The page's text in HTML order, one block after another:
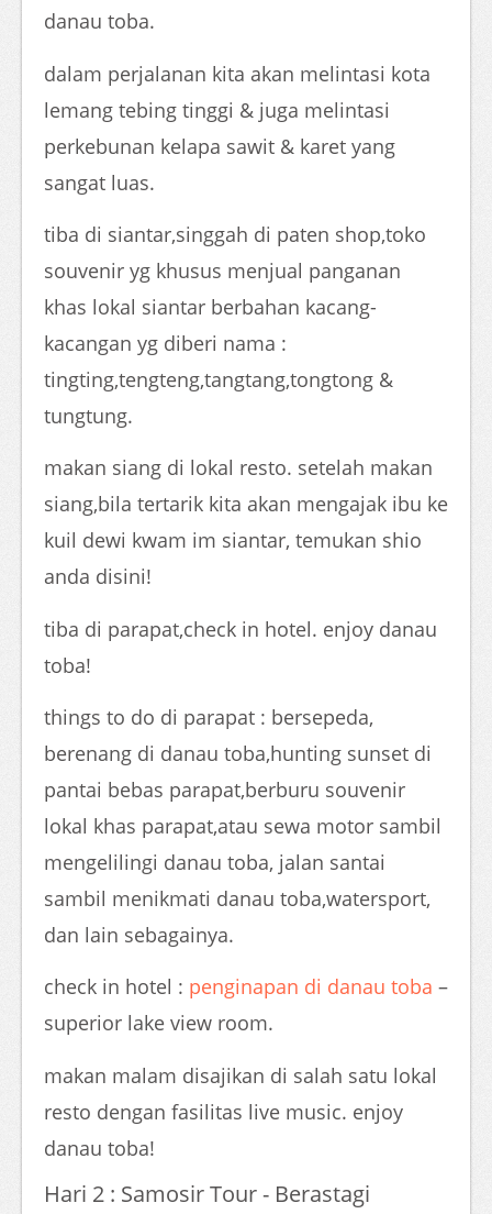
danau toba.
dalam perjalanan kita akan melintasi kota
lemang tebing tinggi & juga melintasi
perkebunan kelapa sawit & karet yang
sangat luas.
tiba di siantar,singgah di paten shop,toko
souvenir yg khusus menjual panganan
khas lokal siantar berbahan kacang-
kacangan yg diberi nama :
tingting,tengteng,tangtang,tongtong &
tungtung.
makan siang di lokal resto. setelah makan
siang,bila tertarik kita akan mengajak ibu ke
kuil dewi kwam im siantar, temukan shio
anda disini!
tiba di parapat,check in hotel. enjoy danau
toba!
things to do di parapat : bersepeda,
berenang di danau toba,hunting sunset di
pantai bebas parapat,berburu souvenir
lokal khas parapat,atau sewa motor sambil
mengelilingi danau toba, jalan santai
sambil menikmati danau toba,watersport,
dan lain sebagainya.
check in hotel : penginapan di danau toba –
superior lake view room.
makan malam disajikan di salah satu lokal
resto dengan fasilitas live music. enjoy
danau toba!
Hari 2 : Samosir Tour - Berastagi